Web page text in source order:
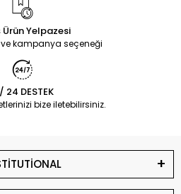
Ürün Yelpazesi
kampanya seçeneği
24 DESTEK
bize iletebilirsiniz.